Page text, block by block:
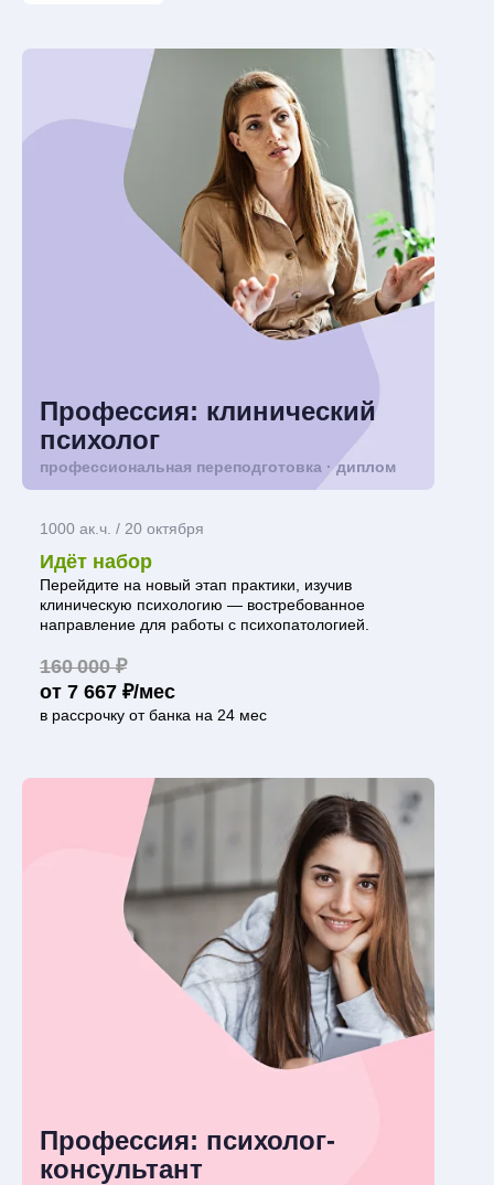
Профессия: клинический
психолог
профессиональная переподготовка · диплом
1000 ак.ч. / 20 октября
Идёт набор
Перейдите на новый этап практики, изучив
клиническую психологию — востребованное
направление для работы с психопатологией.
160 000 ₽
от 7 667 ₽/мес
в рассрочку от банка на 24 мес
Профессия: психолог-
консультант